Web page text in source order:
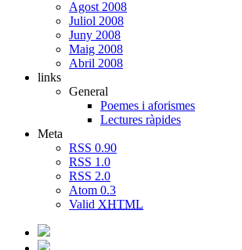
Agost 2008
Juliol 2008
Juny 2008
Maig 2008
Abril 2008
links
General
Poemes i aforismes
Lectures ràpides
Meta
RSS 0.90
RSS 1.0
RSS 2.0
Atom 0.3
Valid XHTML